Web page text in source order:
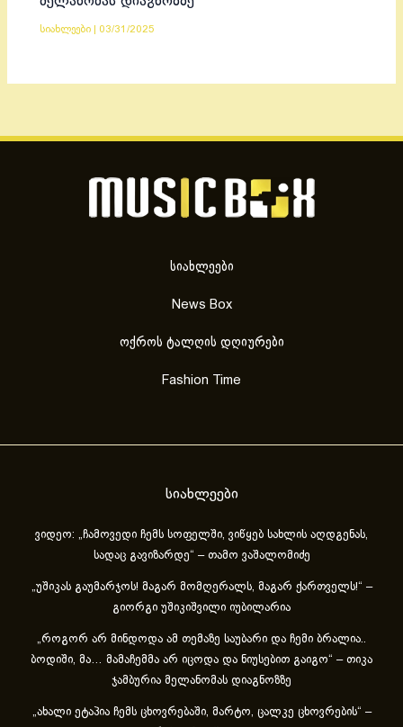
სიახლეები 03/31/2025
სიახლეები
News Box
ოქროს ტალღის დღიურები
Fashion Time
სიახლეები
ვიდეო: „ჩამოვედი ჩემს სოფელში, ვიწყებ სახლის აღდგენას,
სადაც გავიზარდე“ – თამო ვაშალომიძე
„უშიკას გაუმარჯოს! მაგარ მომღერალს, მაგარ ქართველს!“ –
გიორგი უშიკიშვილი იუბილარია
„როგორ არ მინდოდა ამ თემაზე საუბარი და ჩემი ბრალია..
ბოდიში, მა… მამაჩემმა არ იცოდა და ნიუსებით გაიგო“ – თიკა
ჯამბურია მელანომას დიაგნოზზე
„ახა­ლი ეტა­პია ჩემს ცხოვ­რე­ბა­ში, მარ­ტო, ცალ­კე ცხოვ­რე­ბის“ –